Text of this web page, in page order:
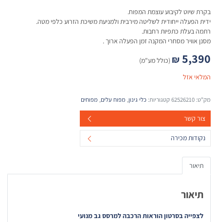
בקרת שיוט לקיבוע עוצמת המפוח.
ידית הפעלה ייחודית לשליטה מירבית ולמניעת משיכת הזרוע כלפי מטה.
רתמה בעלת כתפיות רחבות.
מסנן אוויר מסחרי המקנה זמן הפעלה ארוך .
₪5,390
(כולל מע"מ)
המלאי אזל
מק"ט: 62526210קטגוריות: כלי גינון, מפוח עלים, מפוחים
צור קשר
נקודות מכירה
תיאור
תיאור
לצפייה בסרטון הוראות הרכבה למרסס גב מנועי